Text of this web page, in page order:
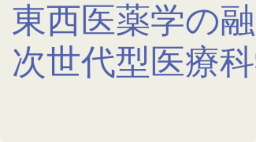
東西医薬学の
次世代型医療